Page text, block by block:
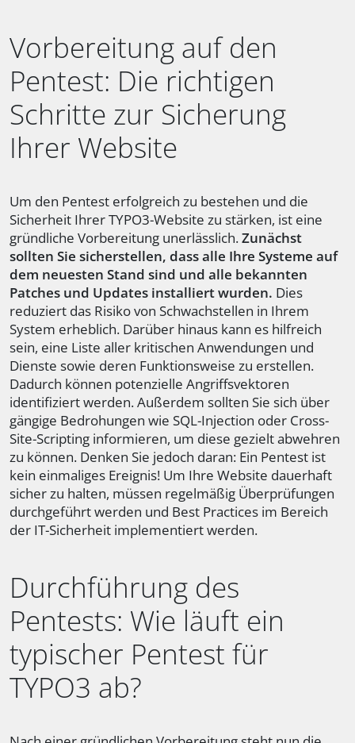
Vorbereitung auf den
Pentest: Die richtigen
Schritte zur Sicherung
Ihrer Website
Um den Pentest erfolgreich zu bestehen und die
Sicherheit Ihrer TYPO3-Website zu stärken, ist eine
gründliche Vorbereitung unerlässlich.Zunächst
sollten Sie sicherstellen, dass alle Ihre Systeme auf
dem neuesten Stand sind und alle bekannten
Patches und Updates installiert wurden. Dies
reduziert das Risiko von Schwachstellen in Ihrem
System erheblich. Darüber hinaus kann es hilfreich
sein, eine Liste aller kritischen Anwendungen und
Dienste sowie deren Funktionsweise zu erstellen.
Dadurch können potenzielle Angriffsvektoren
identifiziert werden. Außerdem sollten Sie sich über
gängige Bedrohungen wie SQL-Injection oder Cross-
Site-Scripting informieren, um diese gezielt abwehren
zu können. Denken Sie jedoch daran: Ein Pentest ist
kein einmaliges Ereignis! Um Ihre Website dauerhaft
sicher zu halten, müssen regelmäßig Überprüfungen
durchgeführt werden und Best Practices im Bereich
der IT-Sicherheit implementiert werden.
Durchführung des
Pentests: Wie läuft ein
typischer Pentest für
TYPO3 ab?